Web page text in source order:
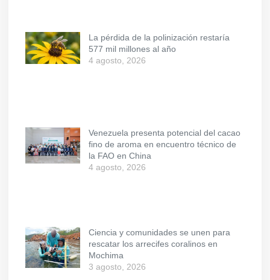
La pérdida de la polinización restaría
577 mil millones al año
4 agosto, 2026
Venezuela presenta potencial del cacao
fino de aroma en encuentro técnico de
la FAO en China
4 agosto, 2026
Ciencia y comunidades se unen para
rescatar los arrecifes coralinos en
Mochima
3 agosto, 2026